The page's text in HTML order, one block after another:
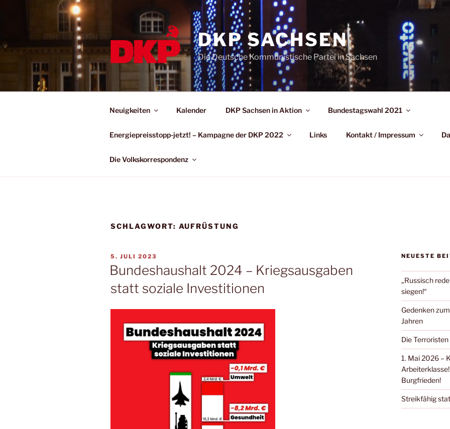
DKP SACHSEN
Die Deutsche Kommunistische Partei in Sachsen
Neuigkeiten Kalender DKP Sachsen in Aktion Bundestagswahl 2021
Energiepreisstopp-jetzt! – Kampagne der DKP 2022 Links Kontakt / Impressum
Die Volkskorrespondenz
SCHLAGWORT: AUFRÜSTUNG
5. JULI 2023
Bundeshaushalt 2024 – Kriegsausgaben
statt soziale Investitionen
NEUESTE
„Russisch
siegen!“
Gedenken
Jahren
Die
1. Mai 2026 –
Burgfrieden!
Streikfähig